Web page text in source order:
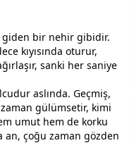
giden bir nehir gibidir.
kıyısında oturur,
sanki her saniye
aslında. Geçmiş,
zaman gülümsetir, kimi
umut hem de korku
an, çoğu zaman gözden